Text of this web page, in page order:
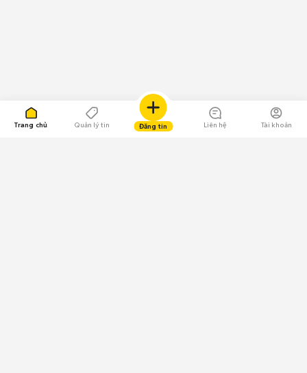
Trang chủ Quản lý tin Đăng tin Liên hệ Tài khoản